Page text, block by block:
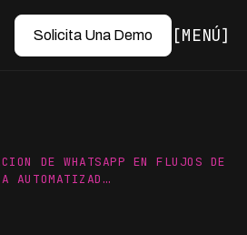
Solicita Una Demo MENÚ
DE WHATSAPP EN FLUJOS DE
AUTOMATIZAD…